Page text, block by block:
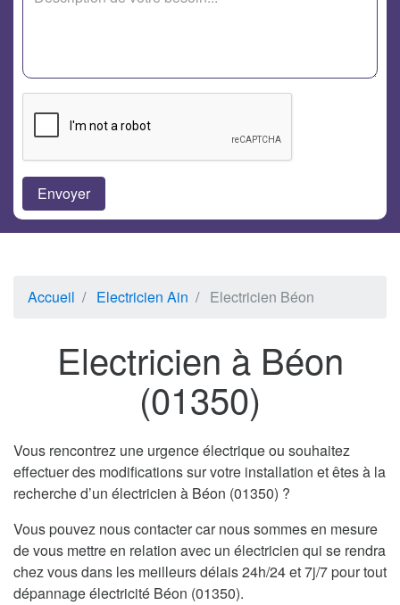
Accueil Electricien Ain Electricien Béon
Electricien à Béon
(01350)
Vous rencontrez une urgence électrique ou souhaitez
effectuer des modifications sur votre installation et êtes à la
recherche d’un électricien à Béon (01350) ?
Vous pouvez nous contacter car nous sommes en mesure
de vous mettre en relation avec un électricien qui se rendra
chez vous dans les meilleurs délais 24h/24 et 7j/7 pour tout
dépannage électricité Béon (01350).